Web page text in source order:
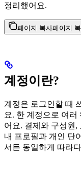
정리했어요.
페이지 복사페이지
계정이란?
계정은 로그인할 때
요. 한 계정으로 여
어요. 결제와 구성원,
내 프로필과 개인 단
서든 동일하게 따라